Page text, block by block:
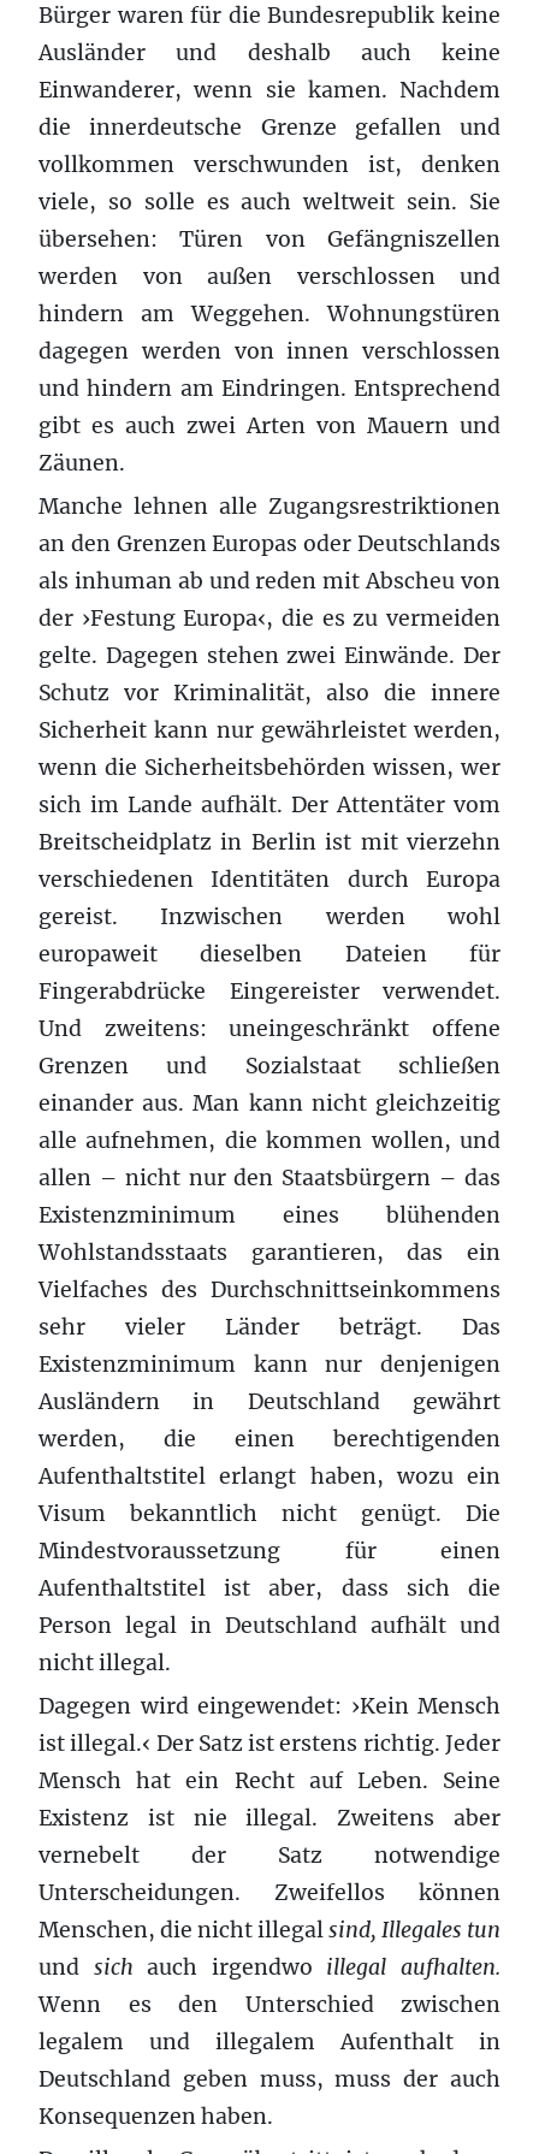
Bürger waren für die Bundesrepublik keine
Ausländer und deshalb auch keine
Einwanderer, wenn sie kamen. Nachdem
die innerdeutsche Grenze gefallen und
vollkommen verschwunden ist, denken
viele, so solle es auch weltweit sein. Sie
übersehen: Türen von Gefängniszellen
werden von außen verschlossen und
hindern am Weggehen. Wohnungstüren
dagegen werden von innen verschlossen
und hindern am Eindringen. Entsprechend
gibt es auch zwei Arten von Mauern und
Zäunen.
Manche lehnen alle Zugangsrestriktionen
an den Grenzen Europas oder Deutschlands
als inhuman ab und reden mit Abscheu von
der ›Festung Europa‹, die es zu vermeiden
gelte. Dagegen stehen zwei Einwände. Der
Schutz vor Kriminalität, also die innere
Sicherheit kann nur gewährleistet werden,
wenn die Sicherheitsbehörden wissen, wer
sich im Lande aufhält. Der Attentäter vom
Breitscheidplatz in Berlin ist mit vierzehn
verschiedenen Identitäten durch Europa
gereist. Inzwischen werden wohl
europaweit dieselben Dateien für
Fingerabdrücke Eingereister verwendet.
Und zweitens: uneingeschränkt offene
Grenzen und Sozialstaat schließen
einander aus. Man kann nicht gleichzeitig
alle aufnehmen, die kommen wollen, und
allen – nicht nur den Staatsbürgern – das
Existenzminimum eines blühenden
Wohlstandsstaats garantieren, das ein
Vielfaches des Durchschnittseinkommens
sehr vieler Länder beträgt. Das
Existenzminimum kann nur denjenigen
Ausländern in Deutschland gewährt
werden, die einen berechtigenden
Aufenthaltstitel erlangt haben, wozu ein
Visum bekanntlich nicht genügt. Die
Mindestvoraussetzung für einen
Aufenthaltstitel ist aber, dass sich die
Person legal in Deutschland aufhält und
nicht illegal.
Dagegen wird eingewendet: ›Kein Mensch
ist illegal.‹ Der Satz ist erstens richtig. Jeder
Mensch hat ein Recht auf Leben. Seine
Existenz ist nie illegal. Zweitens aber
vernebelt der Satz notwendige
Unterscheidungen. Zweifellos können
Menschen, die nicht illegalsind, Illegales tun
und sich auch irgendwo illegal aufhalten.
Wenn es den Unterschied zwischen
legalem und illegalem Aufenthalt in
Deutschland geben muss, muss der auch
Konsequenzen haben.